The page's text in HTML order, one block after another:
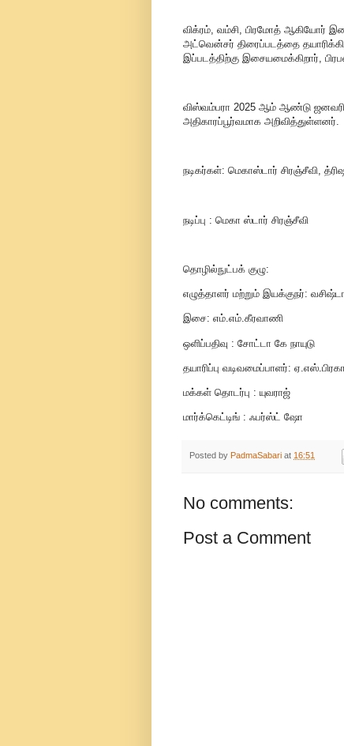
விக்ரம், வம்சி, பிரமோத் ஆகியோர்
அட்வென்சர் திரைப்படத்தை
இப்படத்திற்கு இசையமைக்கிறார்,
விஸ்வம்பரா 2025 ஆம் ஆண்டு ஜனவரி
அதிகாரப்பூர்வமாக அறிவித்துள்ளனர்.
நடிகர்கள்: மெகாஸ்டார் சிரஞ்சீவி,
நடிப்பு : மெகா ஸ்டார் சிரஞ்சீவி
தொழில்நுட்பக் குழு:
எழுத்தாளர் மற்றும் இயக்குநர்:
இசை: எம்.எம்.கீரவாணி
ஒளிப்பதிவு : சோட்டா கே நாயுடு
தயாரிப்பு வடிவமைப்பாளர்:
மக்கள் தொடர்பு : யுவராஜ்
மார்க்கெட்டிங் : ஃபர்ஸ்ட் ஷோ
Posted by PadmaSabari at 16:51
No comments:
Post a Comment